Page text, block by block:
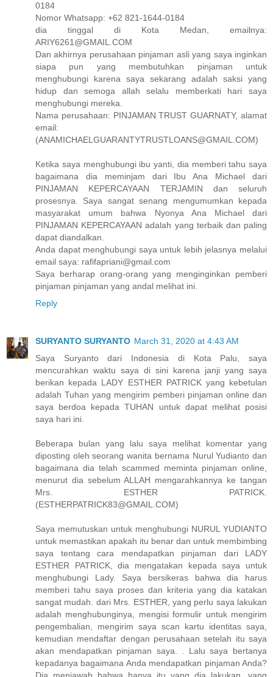
0184
Nomor Whatsapp: +62 821-1644-0184
dia tinggal di Kota Medan, emailnya:
ARIY6261@GMAIL.COM
Dan akhirnya perusahaan pinjaman asli yang saya inginkan
siapa pun yang membutuhkan pinjaman untuk
menghubungi karena saya sekarang adalah saksi yang
hidup dan semoga allah selalu memberkati hari saya
menghubungi mereka.
Nama perusahaan: PINJAMAN TRUST GUARNATY, alamat
email:
(ANAMICHAELGUARANTYTRUSTLOANS@GMAIL.COM)
Ketika saya menghubungi ibu yanti, dia memberi tahu saya
bagaimana dia meminjam dari Ibu Ana Michael dari
PINJAMAN KEPERCAYAAN TERJAMIN dan seluruh
prosesnya. Saya sangat senang mengumumkan kepada
masyarakat umum bahwa Nyonya Ana Michael dari
PINJAMAN KEPERCAYAAN adalah yang terbaik dan paling
dapat diandalkan.
Anda dapat menghubungi saya untuk lebih jelasnya melalui
email saya: rafifapriani@gmail.com
Saya berharap orang-orang yang menginginkan pemberi
pinjaman pinjaman yang andal melihat ini.
Reply
SURYANTO SURYANTO March 31, 2020 at 4:43 AM
Saya Suryanto dari Indonesia di Kota Palu, saya
mencurahkan waktu saya di sini karena janji yang saya
berikan kepada LADY ESTHER PATRICK yang kebetulan
adalah Tuhan yang mengirim pemberi pinjaman online dan
saya berdoa kepada TUHAN untuk dapat melihat posisi
saya hari ini.
Beberapa bulan yang lalu saya melihat komentar yang
diposting oleh seorang wanita bernama Nurul Yudianto dan
bagaimana dia telah scammed meminta pinjaman online,
menurut dia sebelum ALLAH mengarahkannya ke tangan
Mrs. ESTHER PATRICK.
(ESTHERPATRICK83@GMAIL.COM)
Saya memutuskan untuk menghubungi NURUL YUDIANTO
untuk memastikan apakah itu benar dan untuk membimbing
saya tentang cara mendapatkan pinjaman dari LADY
ESTHER PATRICK, dia mengatakan kepada saya untuk
menghubungi Lady. Saya bersikeras bahwa dia harus
memberi tahu saya proses dan kriteria yang dia katakan
sangat mudah. dari Mrs. ESTHER, yang perlu saya lakukan
adalah menghubunginya, mengisi formulir untuk mengirim
pengembalian, mengirim saya scan kartu identitas saya,
kemudian mendaftar dengan perusahaan setelah itu saya
akan mendapatkan pinjaman saya. . Lalu saya bertanya
kepadanya bagaimana Anda mendapatkan pinjaman Anda?